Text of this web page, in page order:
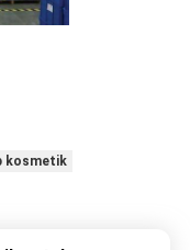
kosmetik